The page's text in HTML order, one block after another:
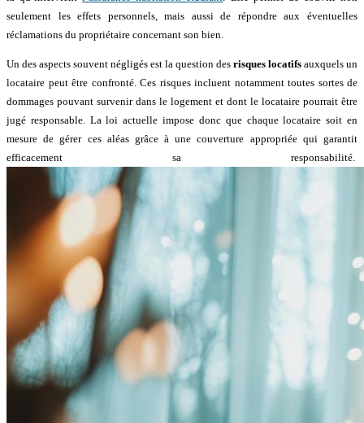
seulement les effets personnels, mais aussi de répondre aux éventuelles
réclamations du propriétaire concernant son bien.
Un des aspects souvent négligés est la question des risques locatifs auxquels un
locataire peut être confronté. Ces risques incluent notamment toutes sortes de
dommages pouvant survenir dans le logement et dont le locataire pourrait être
jugé responsable. La loi actuelle impose donc que chaque locataire soit en
mesure de gérer ces aléas grâce à une couverture appropriée qui garantit
efficacement sa responsabilité.